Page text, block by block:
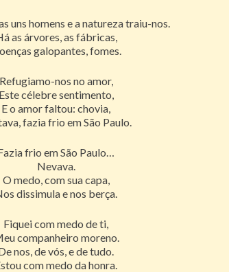
uns homens e a natureza traiu-nos.
as árvores, as fábricas,
galopantes, fomes.
Refugiamo-nos no amor,
Este célebre sentimento,
E o amor faltou: chovia,
fazia frio em São Paulo.
frio em São Paulo…
Nevava.
O medo, com sua capa,
dissimula e nos berça.
Fiquei com medo de ti,
companheiro moreno.
nos, de vós, e de tudo.
com medo da honra.